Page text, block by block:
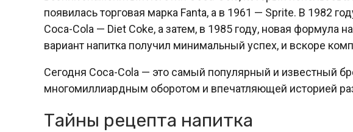
появилась торговая марка Fanta, а в 1961 — Sprite. В 1982
Coca-Cola — Diet Coke, а затем, в 1985 году, новая формула
вариант напитка получил минимальный успех, и вскоре
Сегодня Coca-Cola — это самый популярный и известный
многомиллиардным оборотом и впечатляющей историей
Тайны рецепта напитка